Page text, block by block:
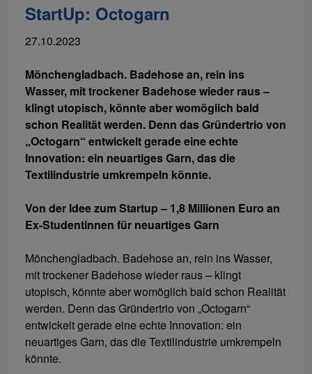
StartUp: Octogarn
27.10.2023
Mönchengladbach. Badehose an, rein ins
Wasser, mit trockener Badehose wieder raus –
klingt utopisch, könnte aber womöglich bald
schon Realität werden. Denn das Gründertrio von
„Octogarn“ entwickelt gerade eine echte
Innovation: ein neuartiges Garn, das die
Textilindustrie umkrempeln könnte.
Von der Idee zum Startup – 1,8 Millionen Euro an
Ex-Studentinnen für neuartiges Garn
Mönchengladbach. Badehose an, rein ins Wasser,
mit trockener Badehose wieder raus – klingt
utopisch, könnte aber womöglich bald schon Realität
werden. Denn das Gründertrio von „Octogarn“
entwickelt gerade eine echte Innovation: ein
neuartiges Garn, das die Textilindustrie umkrempeln
könnte.